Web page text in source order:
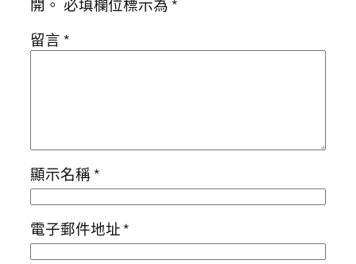
開。 必填欄位標示為*
留言*
顯示名稱*
電子郵件地址*